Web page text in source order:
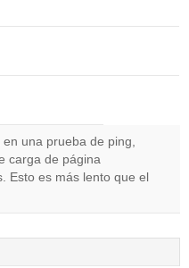
una prueba de ping,
carga de página
Esto es más lento que el